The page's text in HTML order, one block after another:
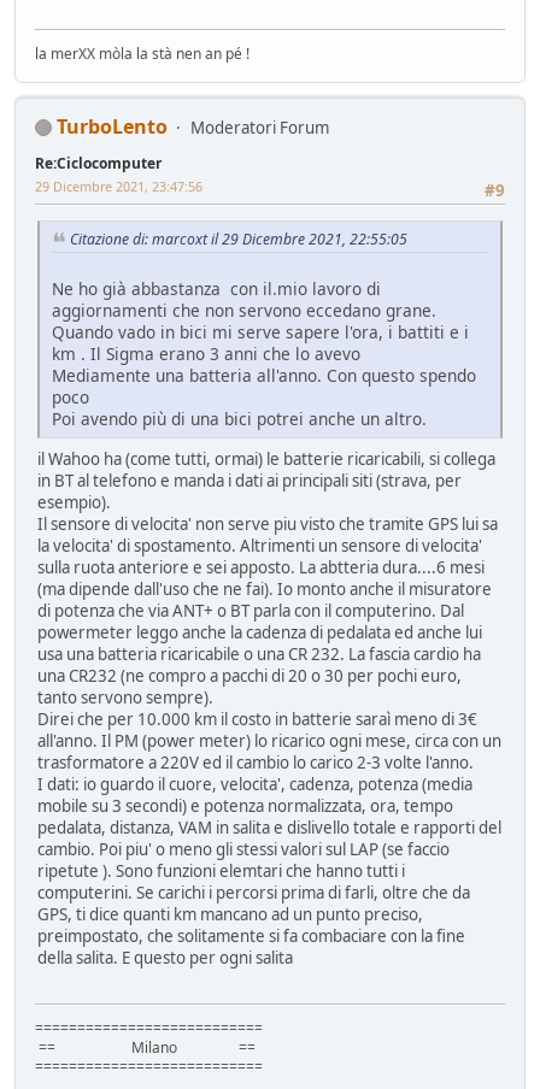
la merXX mòla la stà nen an pé !
TurboLento Moderatori Forum
Re:Ciclocomputer
#9
29 Dicembre 2021, 23:47:56
Citazione di: marcoxt il 29 Dicembre 2021, 22:55:05
Ne ho già abbastanza con il.mio lavoro di
aggiornamenti che non servono eccedano grane.
Quando vado in bici mi serve sapere l'ora, i battiti e i
km . Il Sigma erano 3 anni che lo avevo
Mediamente una batteria all'anno. Con questo spendo
poco
Poi avendo più di una bici potrei anche un altro.
il Wahoo ha (come tutti, ormai) le batterie ricaricabili, si collega
in BT al telefono e manda i dati ai principali siti (strava, per
esempio).
Il sensore di velocita' non serve piu visto che tramite GPS lui sa
la velocita' di spostamento. Altrimenti un sensore di velocita'
sulla ruota anteriore e sei apposto. La abtteria dura....6 mesi
(ma dipende dall'uso che ne fai). Io monto anche il misuratore
di potenza che via ANT+ o BT parla con il computerino. Dal
powermeter leggo anche la cadenza di pedalata ed anche lui
usa una batteria ricaricabile o una CR 232. La fascia cardio ha
una CR232 (ne compro a pacchi di 20 o 30 per pochi euro,
tanto servono sempre).
Direi che per 10.000 km il costo in batterie saraì meno di 3€
all'anno. Il PM (power meter) lo ricarico ogni mese, circa con un
trasformatore a 220V ed il cambio lo carico 2-3 volte l'anno.
I dati: io guardo il cuore, velocita', cadenza, potenza (media
mobile su 3 secondi) e potenza normalizzata, ora, tempo
pedalata, distanza, VAM in salita e dislivello totale e rapporti del
cambio. Poi piu' o meno gli stessi valori sul LAP (se faccio
ripetute ). Sono funzioni elemtari che hanno tutti i
computerini. Se carichi i percorsi prima di farli, oltre che da
GPS, ti dice quanti km mancano ad un punto preciso,
preimpostato, che solitamente si fa combaciare con la fine
della salita. E questo per ogni salita
===========================
== Milano ==
===========================